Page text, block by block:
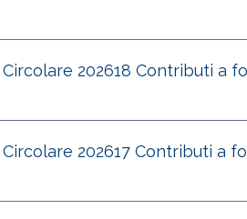
Circolare 202618 Contributi a
Circolare 202617 Contributi a